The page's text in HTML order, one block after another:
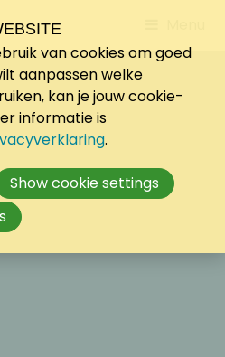
to
van cookies om goed
aanpassen welke
kan je jouw cookie-
informatie is
.
Show cookie settings